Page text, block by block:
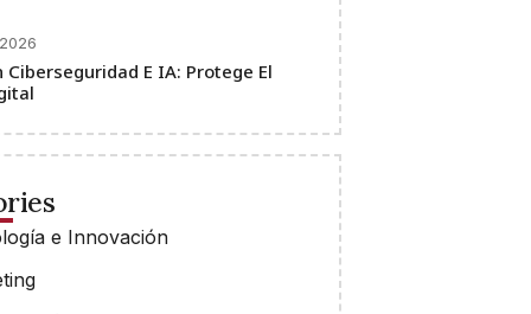
Ciberseguridad E IA: Protege El
e Innovación